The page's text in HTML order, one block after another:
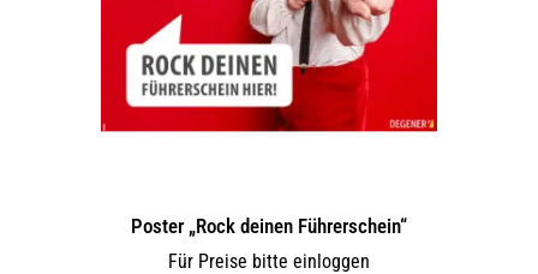
Poster „Rock deinen Führerschein“
Für Preise bitte einloggen